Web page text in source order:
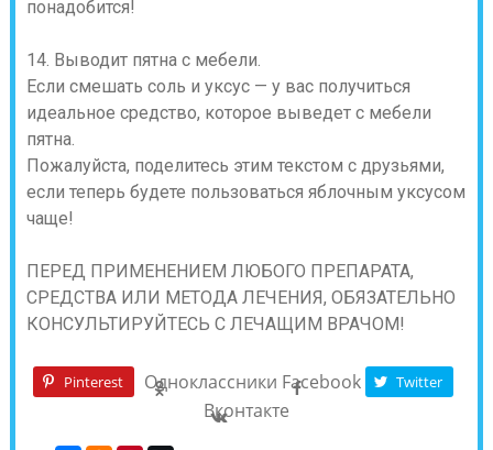
понадобится!
14. Выводит пятна с мебели.
Если смешать соль и уксус — у вас получиться
идеальное средство, которое выведет с мебели
пятна.
Пожалуйста, поделитесь этим текстом с друзьями,
если теперь будете пользоваться яблочным уксусом
чаще!
ПЕРЕД ПРИМЕНЕНИЕМ ЛЮБОГО ПРЕПАРАТА,
СРЕДСТВА ИЛИ МЕТОДА ЛЕЧЕНИЯ, ОБЯЗАТЕЛЬНО
КОНСУЛЬТИРУЙТЕСЬ С ЛЕЧАЩИМ ВРАЧОМ!
Pinterest Одноклассники Facebook Twitter
Вконтакте